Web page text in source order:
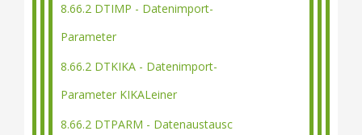
8.66.2 DTIMP - Datenimport-
Parameter
8.66.2 DTKIKA - Datenimport-
Parameter KIKALeiner
8.66.2 DTPARM - Datenaustausc